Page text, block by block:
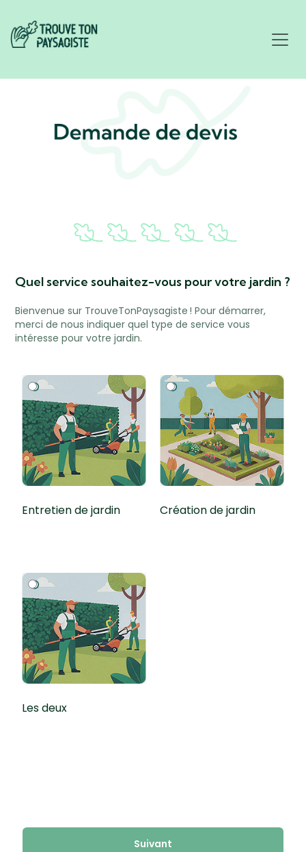
Quel service souhaitez-vous pour votre jardin ?
Bienvenue sur TrouveTonPaysagiste ! Pour démarrer,
merci de nous indiquer quel type de service vous
intéresse pour votre jardin.
Entretien de jardin Création de jardin
Les deux
Suivant